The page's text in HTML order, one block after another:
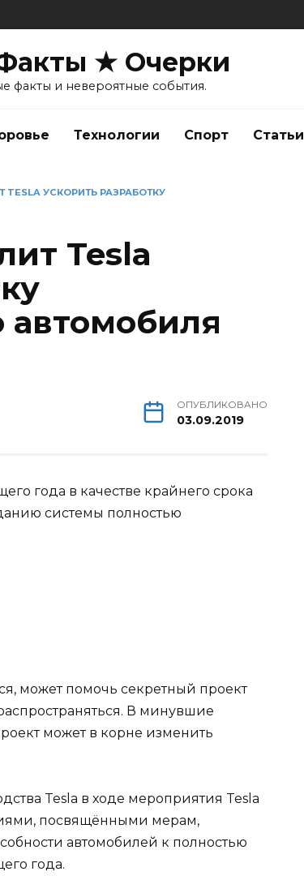
★ Очерки
факты и невероятные события.
Технологии Спорт Статьи
TESLA УСКОРИТЬ РАЗРАБОТКУ
Tesla
автомобиля
ОПУБЛИКОВАНО
03.09.2019
года в качестве крайнего срока
системы полностью
может помочь секретный проект
В минувшие
может в корне изменить
Tesla в ходе мероприятия Tesla
посвящёнными мерам,
автомобилей к полностью
года.